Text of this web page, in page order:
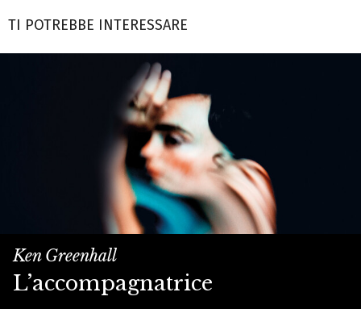
TI POTREBBE INTERESSARE
Ken Greenhall
L’accompagnatrice